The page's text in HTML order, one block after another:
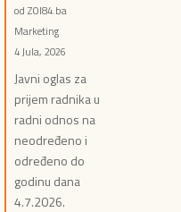
od ZOI84.ba
Marketing
4 Jula, 2026
Javni oglas za
prijem radnika u
radni odnos na
neodređeno i
određeno do
godinu dana
4.7.2026.